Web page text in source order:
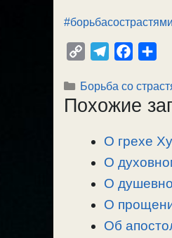
#борьбасострастями
p
y
l
e
r
a
m
c
e
o
o
k
п
р
в
и
т
Рубрики
Борьба со
Похожие
О грехе
О
О
О
Об